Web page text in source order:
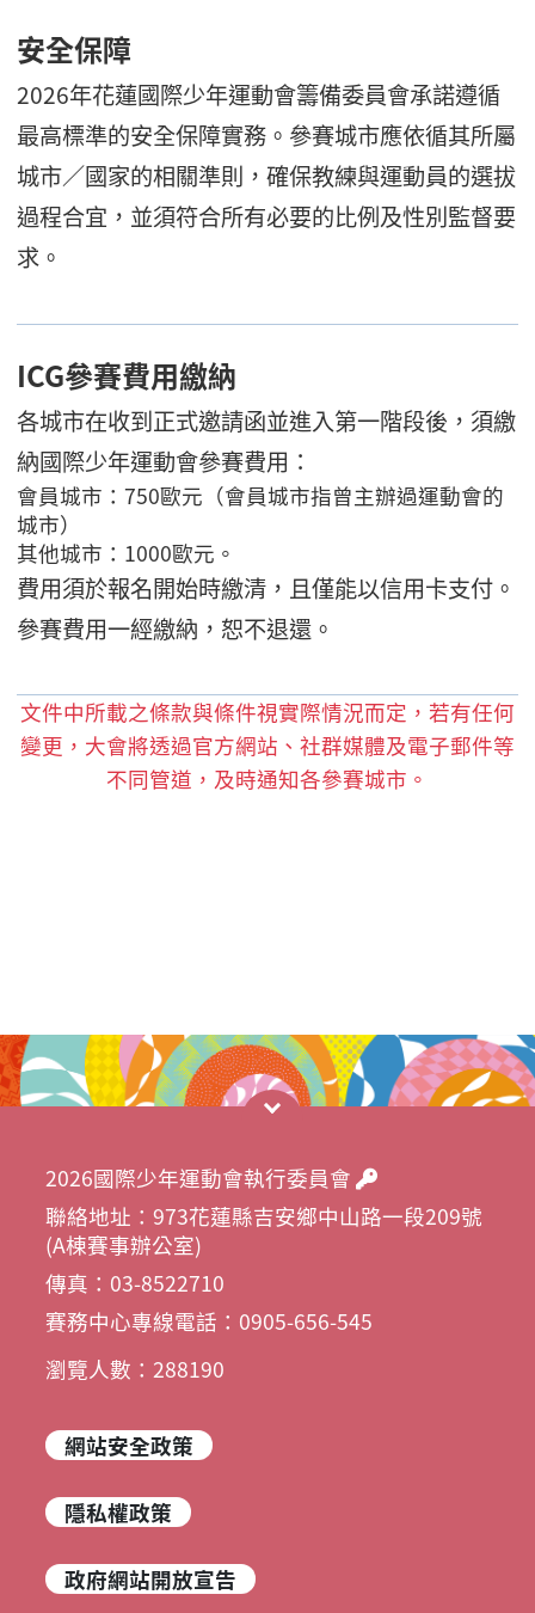
安全保障
2026年花蓮國際少年運動會籌備委員會承諾遵循
最高標準的安全保障實務。參賽城市應依循其所屬
城市／國家的相關準則，確保教練與運動員的選拔
過程合宜，並須符合所有必要的比例及性別監督要
求。
ICG參賽費用繳納
各城市在收到正式邀請函並進入第一階段後，須繳
納國際少年運動會參賽費用：
會員城市：750歐元（會員城市指曾主辦過運動會的
城市）
其他城市：1000歐元。
費用須於報名開始時繳清，且僅能以信用卡支付。
參賽費用一經繳納，恕不退還。
文件中所載之條款與條件視實際情況而定，若有任何
變更，大會將透過官方網站、社群媒體及電子郵件等
不同管道，及時通知各參賽城市。
2026國際少年運動會執行委員會
聯絡地址：973花蓮縣吉安鄉中山路一段209號
(A棟賽事辦公室)
傳真：03-8522710
賽務中心專線電話：0905-656-545
瀏覽人數：288190
網站安全政策
隱私權政策
政府網站開放宣告